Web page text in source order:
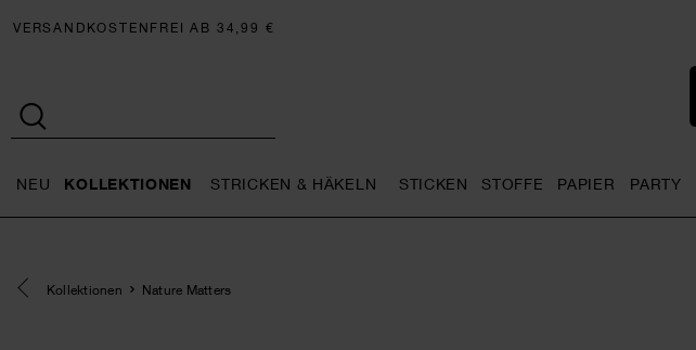
VERSANDKOSTENFREI AB 34,99 €
NEU KOLLEKTIONEN STRICKEN & HÄKELN STICKEN STOFFE PAPIER PARTY
Eine Kategorie zurück navigieren
Kollektionen Nature Matters